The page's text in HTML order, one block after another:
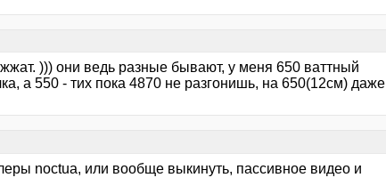
))) они ведь разные бывают, у меня 650 ваттный
а 550 - тих пока 4870 не разгонишь, на 650(12см) даже
noctua, или вообще выкинуть, пассивное видео и